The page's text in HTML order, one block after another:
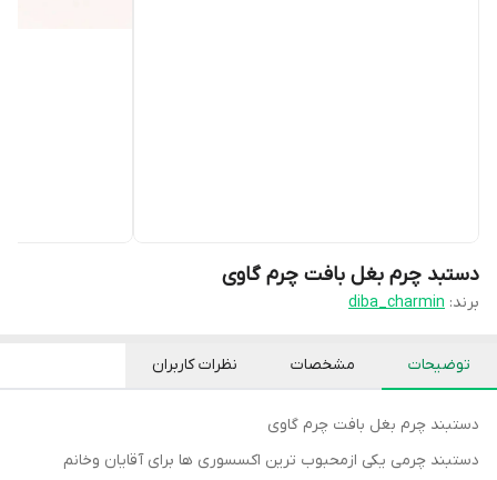
دستبد چرم بغل بافت چرم گاوی
برند: diba_charmin
توضیحات مشخصات نظرات کاربران
دستبند چرم بغل بافت چرم گاوی
دستبند چرمی یکی ازمحبوب ترین اکسسوری ها برای آقایان وخانم